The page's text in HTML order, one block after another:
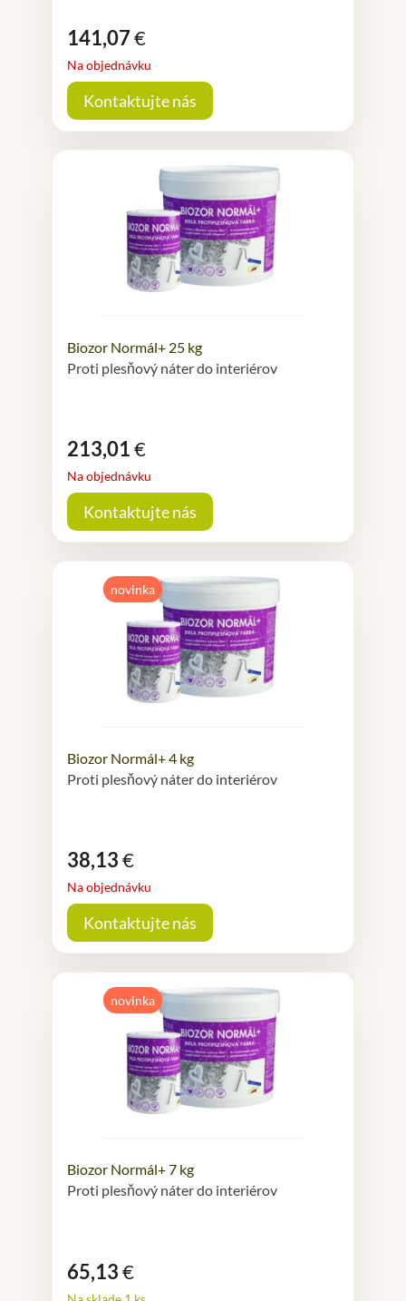
141,07€
Na objednávku
Kontaktujte nás
Biozor Normál+ 25 kg
Proti plesňový náter do interiérov
213,01€
Na objednávku
Kontaktujte nás
novinka
Biozor Normál+ 4 kg
Proti plesňový náter do interiérov
38,13€
Na objednávku
Kontaktujte nás
novinka
Biozor Normál+ 7 kg
Proti plesňový náter do interiérov
65,13€